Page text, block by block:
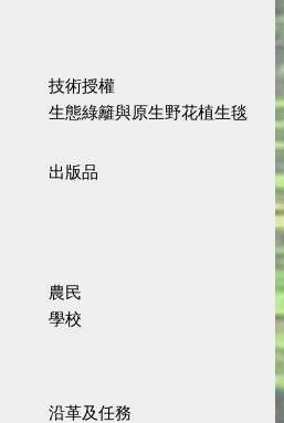
技術授權
生態綠籬與原生野花植生毯
出版品
農民
學校
沿革及任務